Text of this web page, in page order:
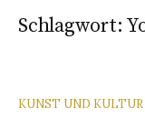
Schlagwort:
KUNST UND KULTUR